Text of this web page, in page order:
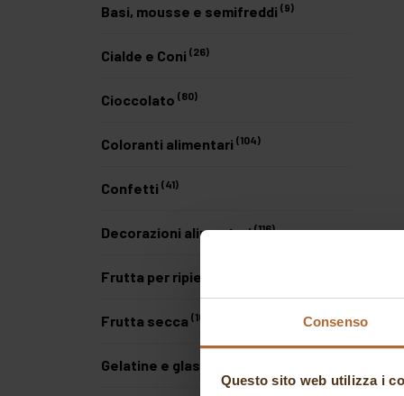
Consenso
Questo sito web utilizza i
Basi, mousse e semifreddi (9)
Cialde e Coni (26)
Cioccolato (80)
Coloranti alimentari (104)
Confetti (41)
Decorazioni alimentari(116)
Frutta per ripieni
Frutta secca (16)
Gelatine e glasse